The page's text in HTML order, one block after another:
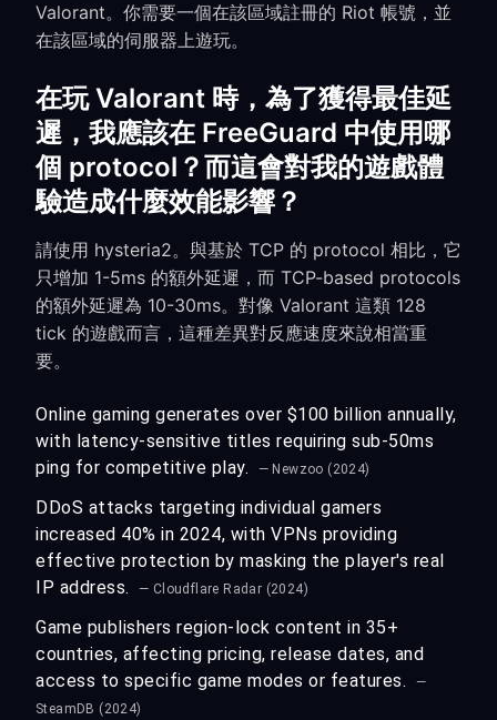
Valorant。你需要一個在該區域註冊的 Riot 帳號，並
在該區域的伺服器上遊玩。
在玩 Valorant 時，為了獲得最佳延
遲，我應該在 FreeGuard 中使用哪
個 protocol？而這會對我的遊戲體
驗造成什麼效能影響？
請使用 hysteria2。與基於 TCP 的 protocol 相比，它
只增加 1-5ms 的額外延遲，而 TCP-based protocols
的額外延遲為 10-30ms。對像 Valorant 這類 128
tick 的遊戲而言，這種差異對反應速度來說相當重
要。
Online gaming generates over $100 billion annually,
with latency-sensitive titles requiring sub-50ms
ping for competitive play.
— Newzoo (2024)
DDoS attacks targeting individual gamers
increased 40% in 2024, with VPNs providing
effective protection by masking the player's real
IP address.
— Cloudflare Radar (2024)
Game publishers region-lock content in 35+
countries, affecting pricing, release dates, and
access to specific game modes or features.
—
SteamDB (2024)